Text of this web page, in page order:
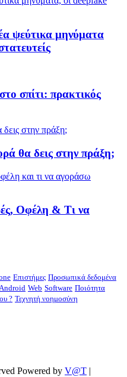
ψεύτικα μηνύματα
σπίτι: πρακτικός
θα δεις στην πράξη;
Οφέλη & Τι να
Επιστήμες Προσωπικά δεδομένα
Web Software Ποιότητα
? Τεχνητή νοημοσύνη
Powered by V@T |